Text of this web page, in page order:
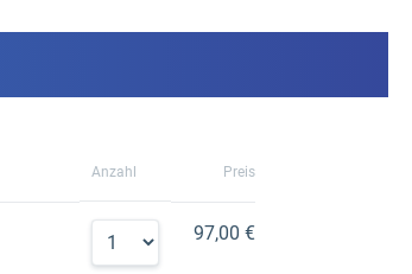
Anzahl Preis
97,00 €